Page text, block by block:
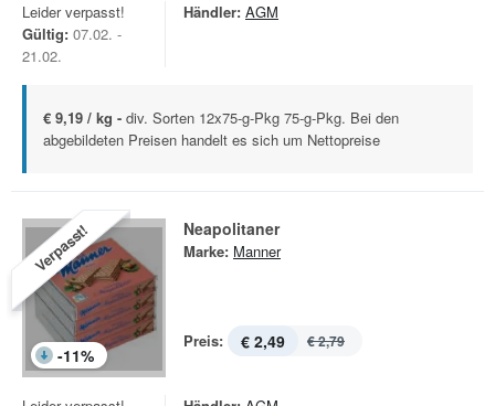
Leider verpasst!
Gültig: 07.02. -
21.02.
Händler: AGM
€ 9,19 / kg - div. Sorten 12x75-g-Pkg 75-g-Pkg. Bei den
abgebildeten Preisen handelt es sich um Nettopreise
Verpasst!
-11%
Neapolitaner
Marke: Manner
Preis: € 2,49 € 2,79